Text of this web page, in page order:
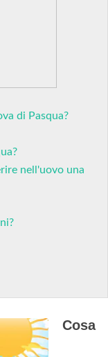
di Pasqua?
nell'uovo una
Cosa